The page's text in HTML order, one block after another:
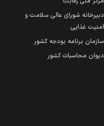
دبیرخانه شورای عالی سلامت و
امنیت غذایی
سازمان برنامه بودجه کشور
دیوان محاسبات کشور